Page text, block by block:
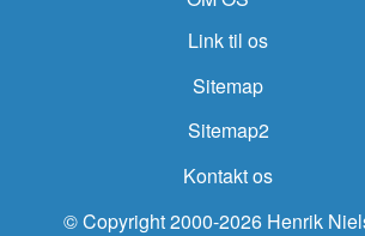
Link til os
Sitemap
Sitemap2
Kontakt os
© Copyright 2000-2026 Henrik